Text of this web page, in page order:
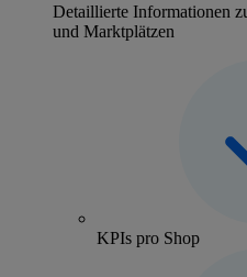
Detaillierte Informationen
und Marktplätzen
KPIs pro Shop